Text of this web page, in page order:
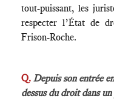
tout-puissant, les
respecter l’État de
Frison-Roche.
Q. Depuis son entrée
dessus du droit dans